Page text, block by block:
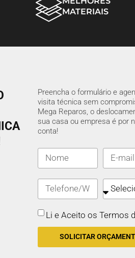
MATERIAIS
Preencha o formulário e
visita técnica sem
Mega Reparos, o
sua casa ou empresa é por
conta!
Li e Aceito os Termos
SOLICITAR